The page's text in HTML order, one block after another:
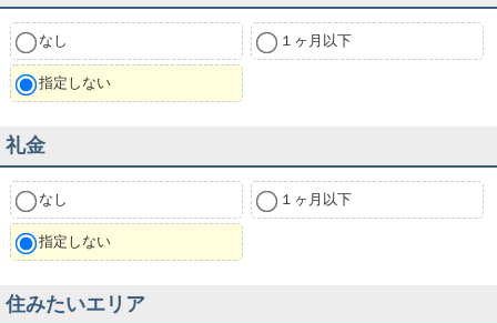
なし １ヶ月以下
指定しない
礼金
なし １ヶ月以下
指定しない
住みたいエリア